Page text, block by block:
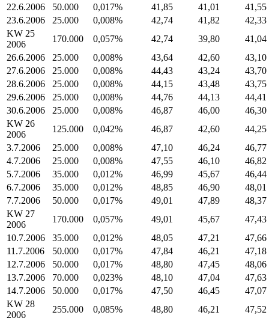
22.6.2006
50.000 0,017% 41,85 41,01
41,55
23.6.2006
25.000 0,008% 42,74 41,82
42,33
KW 25
2006
170.000 0,057% 42,74 39,80
41,04
26.6.2006
25.000 0,008% 43,64 42,60
43,10
27.6.2006
25.000 0,008% 44,43 43,24
43,70
28.6.2006
25.000 0,008% 44,15 43,48
43,75
29.6.2006
25.000 0,008% 44,76 44,13
44,41
30.6.2006
25.000 0,008% 46,87 46,00
46,30
KW 26
2006
125.000 0,042% 46,87 42,60
44,25
3.7.2006
25.000 0,008% 47,10 46,24
46,77
4.7.2006
25.000 0,008% 47,55 46,10
46,82
5.7.2006
35.000 0,012% 46,99 45,67
46,44
6.7.2006
35.000 0,012% 48,85 46,90
48,01
7.7.2006
50.000 0,017% 49,01 47,89
48,37
KW 27
2006
170.000 0,057% 49,01 45,67
47,43
10.7.2006
35.000 0,012% 48,05 47,21
47,66
11.7.2006
50.000 0,017% 47,84 46,21
47,18
12.7.2006
50.000 0,017% 48,80 47,45
48,06
13.7.2006
70.000 0,023% 48,10 47,04
47,63
14.7.2006
50.000 0,017% 47,50 46,45
47,07
KW 28
2006
255.000 0,085% 48,80 46,21
47,52